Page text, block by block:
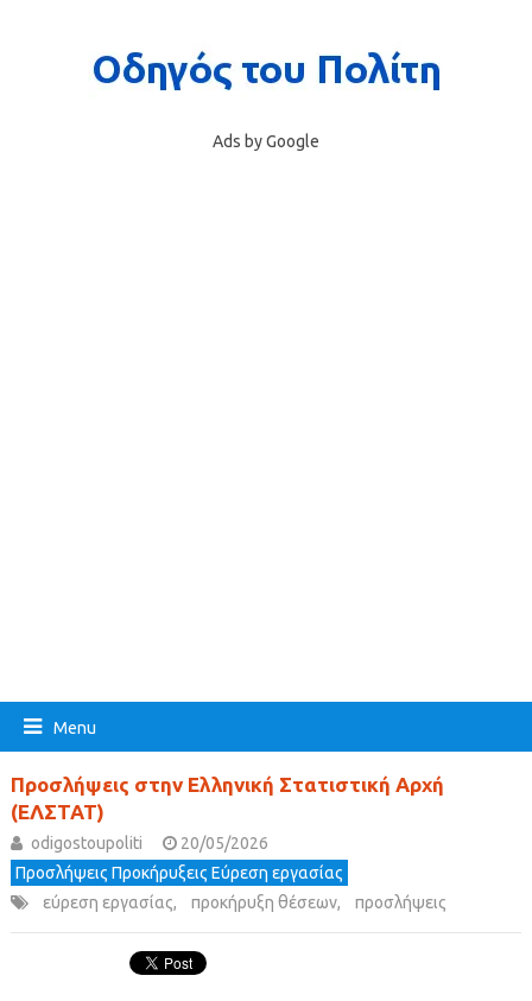
Ads by Google
Menu
Προσλήψεις στην Ελληνική Στατιστική Αρχή
(ΕΛΣΤΑΤ)
odigostoupoliti
20/05/2026
Προσλήψεις Προκήρυξεις Εύρεση εργασίας
εύρεση εργασίας, προκήρυξη θέσεων, προσλήψεις